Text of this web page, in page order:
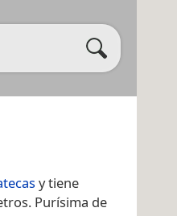
y tiene
Purísima de